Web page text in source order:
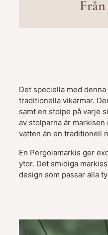
Från
Det speciella med
traditionella vikarmar.
samt en stolpe på varje
av stolparna är
vatten än en traditionell
En Pergolamarkis ger
ytor. Det smidiga
design som passar alla